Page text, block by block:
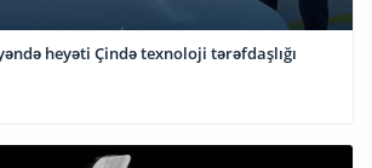
heyəti Çində texnoloji tərəfdaşlığı